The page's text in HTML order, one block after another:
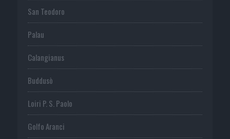
San Teodoro
Palau
Calangianus
Buddusò
Loiri P. S. Paolo
Golfo Aranci